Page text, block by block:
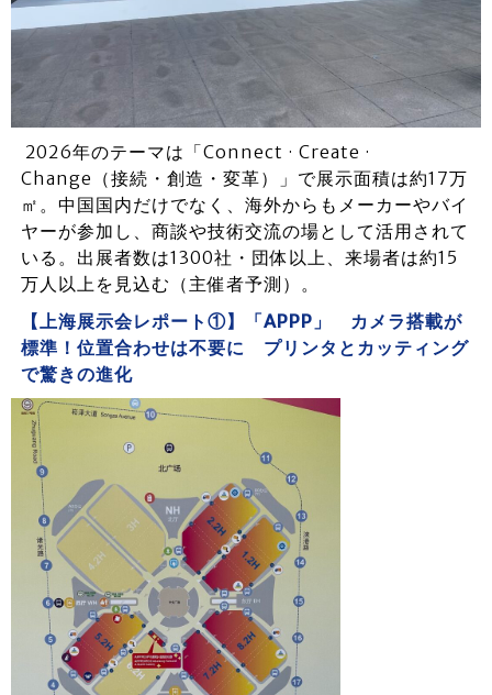
2026年のテーマは「Connect · Create ·
Change（接続・創造・変革）」で展示面積は約17万
㎡。中国国内だけでなく、海外からもメーカーやバイ
ヤーが参加し、商談や技術交流の場として活用されて
いる。出展者数は1300社・団体以上、来場者は約15
万人以上を見込む（主催者予測）。
【上海展示会レポート①】「APPP」 カメラ搭載が
標準！位置合わせは不要に プリンタとカッティング
で驚きの進化